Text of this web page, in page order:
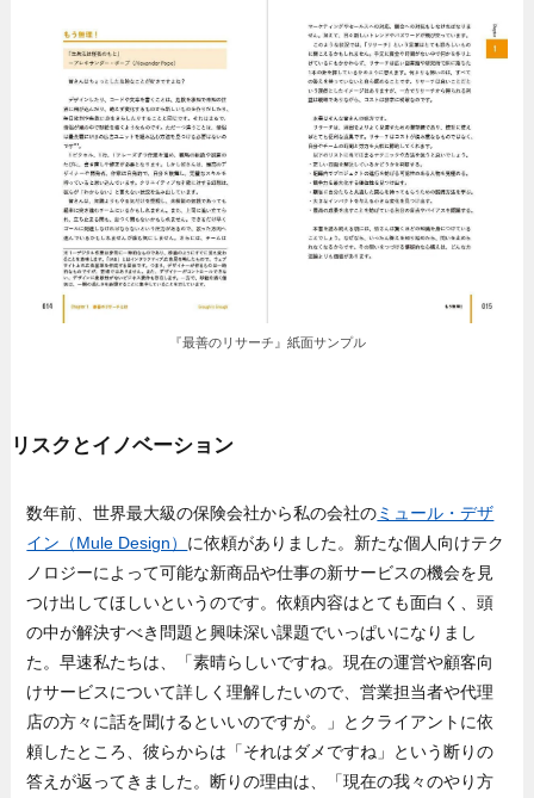
『最善のリサーチ』紙面サンプル
リスクとイノベーション
数年前、世界最大級の保険会社から私の会社のミュール・デザ
イン（Mule Design） に依頼がありました。新たな個人向けテク
ノロジーによって可能な新商品や仕事の新サービスの機会を見
つけ出してほしいというのです。依頼内容はとても面白く、頭
の中が解決すべき問題と興味深い課題でいっぱいになりまし
た。早速私たちは、「素晴らしいですね。現在の運営や顧客向
けサービスについて詳しく理解したいので、営業担当者や代理
店の方々に話を聞けるといいのですが。」とクライアントに依
頼したところ、彼らからは「それはダメですね」という断りの
答えが返ってきました。断りの理由は、「現在の我々のやり方